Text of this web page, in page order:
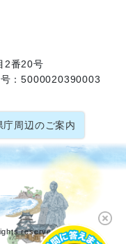
2番20号
：5000020390003
庁周辺のご案内
reserved.